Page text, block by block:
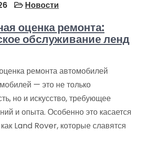
Новости
оценка ремонта:
обслуживание ленд
ремонта автомобилей
— это не только
но и искусство, требующее
и опыта. Особенно это касается
Land Rover, которые славятся